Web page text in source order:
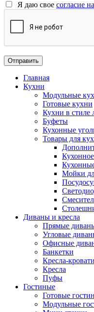
Я даю свое согласие
Главная
Кухни
Модульные
Готовые кухни
Кухни в стиле
Буфеты
Кухонные
Товары для
Мойки
Диваны и кресла
Прямые
Угловые
Офисные
Банкетки
Кресла-кровати
Кресла
Пуфы
Гостиные
Готовые
Модульные